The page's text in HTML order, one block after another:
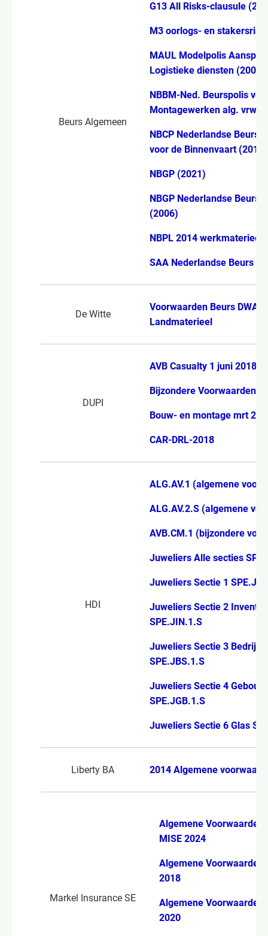
Beurs Algemeen
G13 All Risks-clausule
M3 oorlogs- en
MAUL Modelpolis
Logistieke diensten (2007)
NBBM-Ned. Beurspolis
Montagewerken alg. vrw
NBCP Nederlandse Beurs-
voor de Binnenvaart (2011)
NBGP (2021)
NBGP Nederlandse Beurs-
(2006)
NBPL 2014 werkmaterieel
SAA Nederlandse Beurs
De Witte
Voorwaarden Beurs
Landmaterieel
DUPI
AVB Casualty 1 juni 2018
Bijzondere Voorwaarden
Bouw- en montage mrt
CAR-DRL-2018
HDI
ALG.AV.1 (algemene
ALG.AV.2.S (algemene
AVB.CM.1 (bijzondere
Juweliers Alle secties
Juweliers Sectie 1
Juweliers Sectie 2
SPE.JIN.1.S
Juweliers Sectie 3
SPE.JBS.1.S
Juweliers Sectie 4
SPE.JGB.1.S
Juweliers Sectie 6 Glas
Liberty BA 2014 Algemene
Markel Insurance SE
Algemene Voorwaarden
MISE 2024
Algemene Voorwaarden
2018
Algemene Voorwaarden
2020